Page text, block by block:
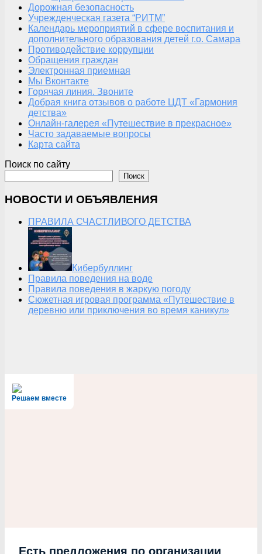
Дорожная безопасность
Учрежденческая газета “РИТМ”
Календарь мероприятий в сфере воспитания и
дополнительного образования детей г.о. Самара
Противодействие коррупции
Обращения граждан
Электронная приемная
Мы Вконтакте
Горячая линия. Звоните
Добрая книга отзывов о работе ЦДТ «Гармония
детства»
Онлайн-галерея «Путешествие в прекрасное»
Часто задаваемые вопросы
Карта сайта
Поиск по сайту
Поиск
НОВОСТИ И ОБЪЯВЛЕНИЯ
ПРАВИЛА СЧАСТЛИВОГО ДЕТСТВА
Кибербуллинг
Правила поведения на воде
Правила поведения в жаркую погоду
Сюжетная игровая программа «Путешествие в
деревню или приключения во время каникул»
Решаем вместе
Есть предложения по организации